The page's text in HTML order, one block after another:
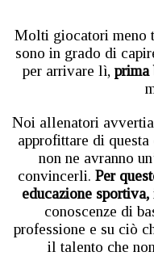
Molti giocatori meno
sono in grado di
per arrivare lì, prima
Noi allenatori
approfittare di
non ne avranno
convincerli. Per
educazione sportiva,
conoscenze di
professione e su ciò
il talento che